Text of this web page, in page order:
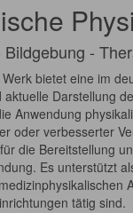
-
bietet eine im
aktuelle Darstellung
Anwendung
oder verbesserter
die Bereitstellung
Es unterstützt
tätig sind.